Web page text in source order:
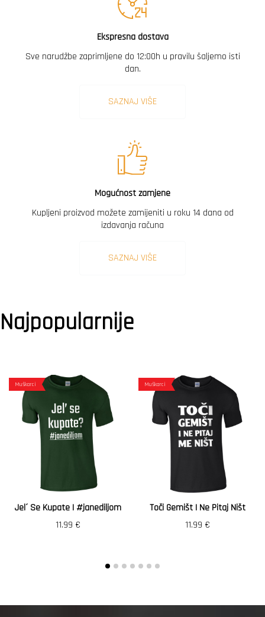
Ekspresna dostava
Sve narudžbe zaprimljene do 12:00h u pravilu šaljemo isti
dan.
SAZNAJ VIŠE
Mogućnost zamjene
Kupljeni proizvod možete zamijeniti u roku 14 dana od
izdavanja računa
SAZNAJ VIŠE
Najpopularnije
Muškarci
Jel´ Se Kupate | #janediljom
11.99 €
Muškarci
Toči Gemišt I Ne Pitaj Ništ
11.99 €